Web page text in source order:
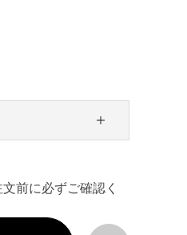
前に必ずご確認く